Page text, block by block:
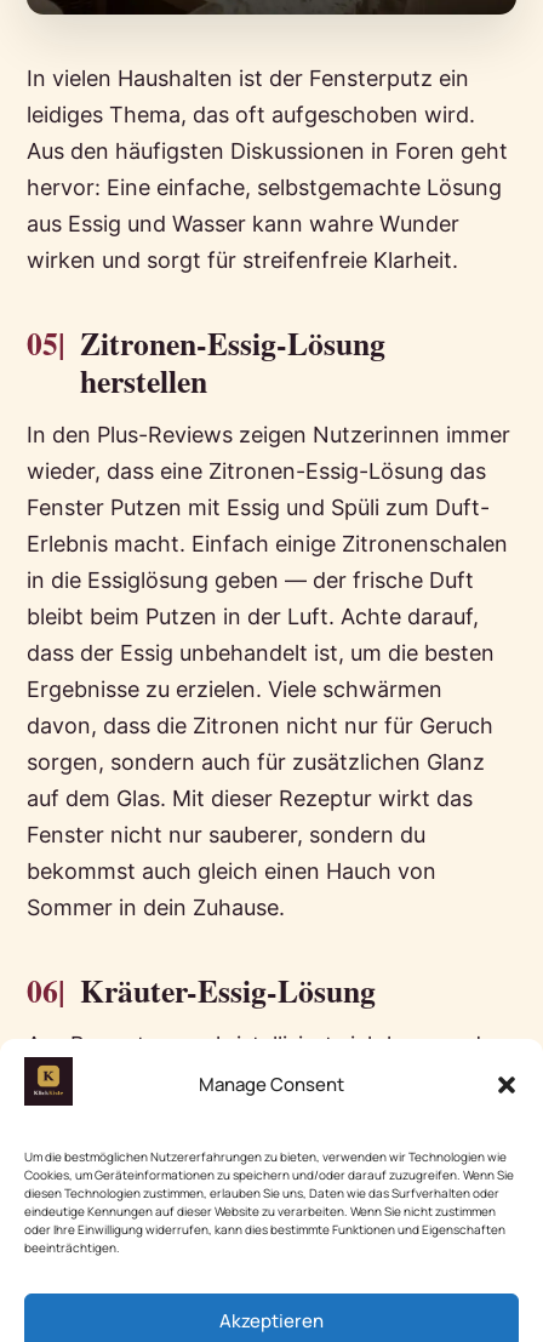
Manage Consent
Um die bestmöglichen Nutzererfahrungen zu bieten, verwenden wir Technologien wie
Cookies, um Geräteinformationen zu speichern und/oder darauf zuzugreifen. Wenn Sie
diesen Technologien zustimmen, erlauben Sie uns, Daten wie das Surfverhalten oder
eindeutige Kennungen auf dieser Website zu verarbeiten. Wenn Sie nicht zustimmen
oder Ihre Einwilligung widerrufen, kann dies bestimmte Funktionen und Eigenschaften
beeinträchtigen.
Akzeptieren
In vielen Haushalten ist der Fensterputz ein
leidiges Thema, das oft aufgeschoben wird.
Aus den häufigsten Diskussionen in Foren geht
hervor: Eine einfache, selbstgemachte Lösung
aus Essig und Wasser kann wahre Wunder
wirken und sorgt für streifenfreie Klarheit.
05| Zitronen-Essig-Lösung
herstellen
In den Plus-Reviews zeigen Nutzerinnen immer
wieder, dass eine Zitronen-Essig-Lösung das
Fenster Putzen mit Essig und Spüli zum Duft-
Erlebnis macht. Einfach einige Zitronenschalen
in die Essiglösung geben — der frische Duft
bleibt beim Putzen in der Luft. Achte darauf,
dass der Essig unbehandelt ist, um die besten
Ergebnisse zu erzielen. Viele schwärmen
davon, dass die Zitronen nicht nur für Geruch
sorgen, sondern auch für zusätzlichen Glanz
auf dem Glas. Mit dieser Rezeptur wirkt das
Fenster nicht nur sauberer, sondern du
bekommst auch gleich einen Hauch von
Sommer in dein Zuhause.
06| Kräuter-Essig-Lösung
Aus Bewertungen kristallisiert sich heraus, dass
die Zugabe von frischen Kräutern wie Rosmarin
Fenster Putzen mit Essig und Spüli erheblich
verbessert. Viele Nutzerinnen empfehlen, die
Kräuter für mindestens eine Woche in der
Lösung ziehen zu lassen, damit sich das Aroma
voll entfalten kann. Die frischen Noten
schaffen nicht nur eine angenehmere